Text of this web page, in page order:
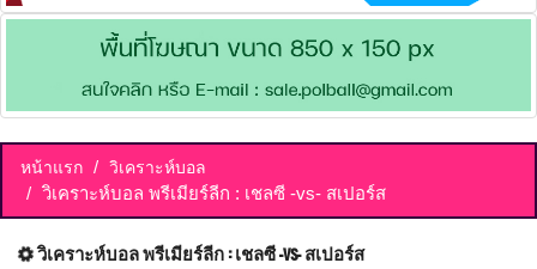
หน้าแรก วิเคราะห์บอล
วิเคราะห์บอล พรีเมียร์ลีก : เชลซี -vs- สเปอร์ส
วิเคราะห์บอล พรีเมียร์ลีก : เชลซี -vs- สเปอร์ส